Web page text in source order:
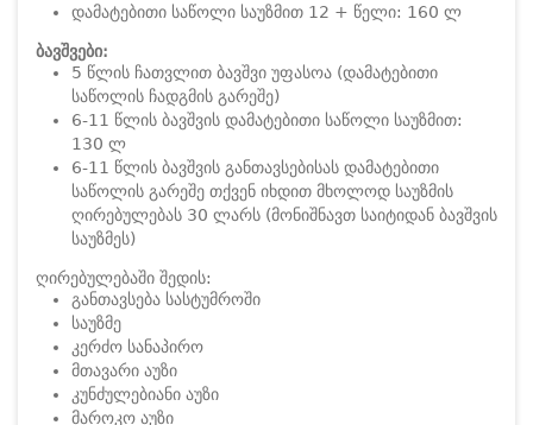
დამატებითი საწოლი საუზმით 12 + წელი: 160 ლ
ბავშვები:
5 წლის ჩათვლით ბავშვი უფასოა (დამატებითი
საწოლის ჩადგმის გარეშე)
6-11 წლის ბავშვის დამატებითი საწოლი საუზმით:
130 ლ
6-11 წლის ბავშვის განთავსებისას დამატებითი
საწოლის გარეშე თქვენ იხდით მხოლოდ საუზმის
ღირებულებას 30 ლარს (მონიშნავთ საიტიდან ბავშვის
საუზმეს)
ღირებულებაში შედის:
განთავსება სასტუმროში
საუზმე
კერძო სანაპირო
მთავარი აუზი
კუნძულებიანი აუზი
მაროკო აუზი